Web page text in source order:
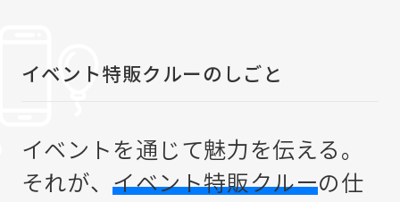
イベント特販クルーのしごと
イベントを通じて魅力を伝える。
それが、イベント特販クルーの仕